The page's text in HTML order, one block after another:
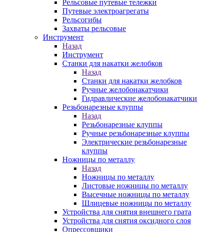
Рельсовые путевые тележки
Путевые электроагрегаты
Рельсогибы
Захваты рельсовые
Инструмент
Назад
Инструмент
Станки для накатки желобков
Назад
Станки для накатки желобков
Ручные желобонакатчики
Гидравлические желобонакатчики
Резьбонарезные клуппы
Назад
Резьбонарезные клуппы
Ручные резьбонарезные клуппы
Электрические резьбонарезные
клуппы
Ножницы по металлу
Назад
Ножницы по металлу
Листовые ножницы по металлу
Высечные ножницы по металлу
Шлицевые ножницы по металлу
Устройства для снятия внешнего грата
Устройства для снятия оксидного слоя
Опрессовщики